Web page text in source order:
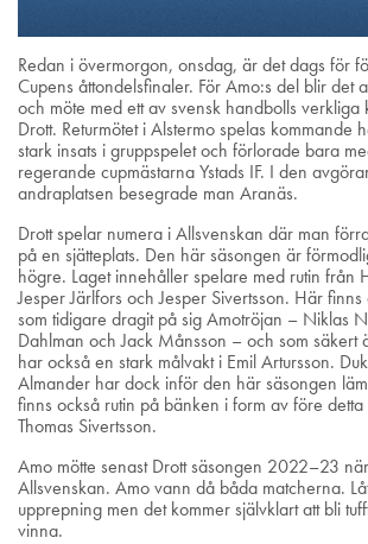
Redan i övermorgon, onsdag, är det dags för
Cupens åttondelsfinaler. För Amo:s del blir det
och möte med ett av svensk handbolls verkliga
Drott. Returmötet i Alstermo spelas kommande
stark insats i gruppspelet och förlorade bara
regerande cupmästarna Ystads IF. I den
andraplatsen besegrade man Aranäs.
Drott spelar numera i Allsvenskan där man
på en sjätteplats. Den här säsongen är
högre. Laget innehåller spelare med rutin från
Jesper Järlfors och Jesper Sivertsson. Här
som tidigare dragit på sig Amotröjan – Niklas
Dahlman och Jack Månsson – och som säkert
har också en stark målvakt i Emil Artursson.
Almander har dock inför den här säsongen
finns också rutin på bänken i form av före
Thomas Sivertsson.
Amo mötte senast Drott säsongen 2022–23
Allsvenskan. Amo vann då båda matcherna.
upprepning men det kommer självklart att bli
vinna.